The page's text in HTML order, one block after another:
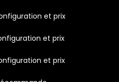
et prix
et prix
et prix